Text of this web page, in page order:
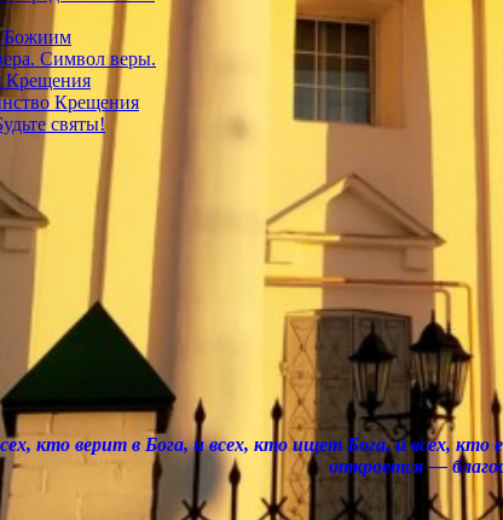
Божиим
Символ веры.
Крещения
Крещения
святы!
кто верит в Бога, и всех, кто ищет Бога, и всех,
откроется —